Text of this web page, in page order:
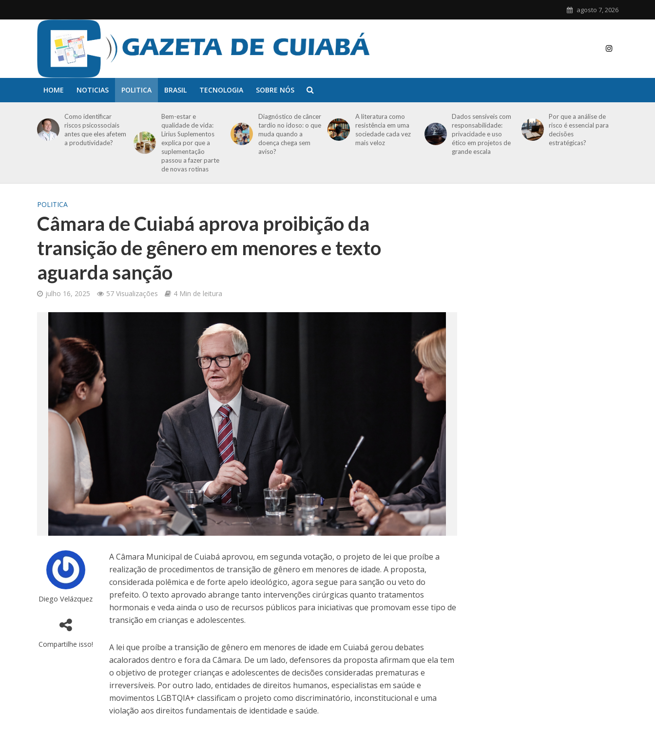
agosto 7, 2026
HOME NOTICIAS POLITICA BRASIL TECNOLOGIA SOBRE NÓS
Como identificar
riscos psicossociais
antes que eles afetem
a produtividade?
Bem-estar e
qualidade de vida:
Lirius Suplementos
explica por que a
suplementação
passou a fazer parte
de novas rotinas
Diagnóstico de câncer
tardio no idoso: o que
muda quando a
doença chega sem
aviso?
A literatura como
resistência em uma
sociedade cada vez
mais veloz
Dados sensíveis com
responsabilidade:
privacidade e uso
ético em projetos de
grande escala
Por que a análise de
risco é essencial para
decisões
estratégicas?
POLITICA
Câmara de Cuiabá aprova proibição da
transição de gênero em menores e texto
aguarda sanção
julho 16, 2025 57 Visualizações 4 Min de leitura
Diego Velázquez
Compartilhe isso!
A Câmara Municipal de Cuiabá aprovou, em segunda votação, o projeto de lei que proíbe a
realização de procedimentos de transição de gênero em menores de idade. A proposta,
considerada polêmica e de forte apelo ideológico, agora segue para sanção ou veto do
prefeito. O texto aprovado abrange tanto intervenções cirúrgicas quanto tratamentos
hormonais e veda ainda o uso de recursos públicos para iniciativas que promovam esse tipo de
transição em crianças e adolescentes.
A lei que proíbe a transição de gênero em menores de idade em Cuiabá gerou debates
acalorados dentro e fora da Câmara. De um lado, defensores da proposta afirmam que ela tem
o objetivo de proteger crianças e adolescentes de decisões consideradas prematuras e
irreversíveis. Por outro lado, entidades de direitos humanos, especialistas em saúde e
movimentos LGBTQIA+ classificam o projeto como discriminatório, inconstitucional e uma
violação aos direitos fundamentais de identidade e saúde.